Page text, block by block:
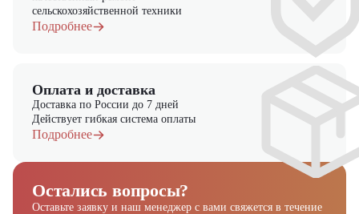
сельскохозяйственной техники
Подробнее
Оплата и доставка
Доставка по России до 7 дней
Действует гибкая система оплаты
Подробнее
Остались вопросы?
Оставьте заявку и наш менеджер с вами свяжется в течение